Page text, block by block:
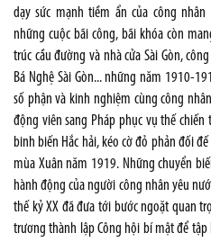
dạy sức mạnh tiềm ẩn của công
những cuộc bãi công, bãi khóa còn
trúc cầu đường và nhà cửa Sài Gòn,
Bá Nghệ Sài Gòn... những năm 1910-
số phận và kinh nghiệm cùng công
động viên sang Pháp phục vụ thế
binh biến Hắc hải, kéo cờ đỏ phản đối
mùa Xuân năm 1919. Những chuyển
hành động của người công nhân yêu
thế kỷ XX đã đưa tới bước ngoặt quan
trương thành lập Công hội bí mật để tập